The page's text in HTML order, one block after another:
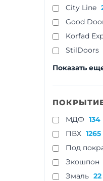
City Line
Good
Korfad
StilDoors
МДФ 134
ПВХ 1265
Под
Экошпон
Эмаль 22